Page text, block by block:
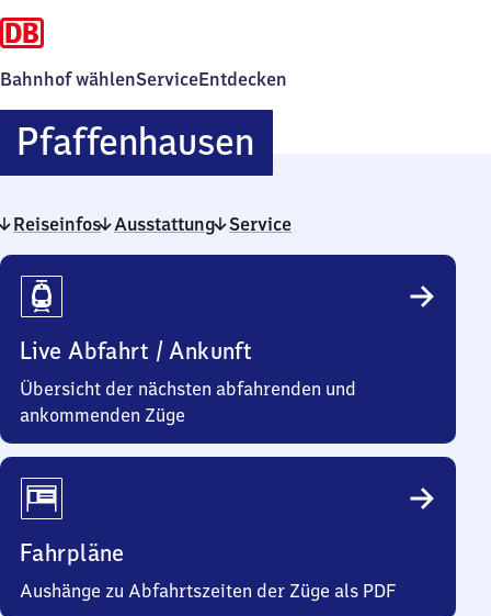
Bahnhof wählenServiceEntdecken
PfaffenhausenPfaffenhausen
Reiseinfos Ausstattung Service
Reiseinfos
Live Abfahrt / Ankunft
Übersicht der nächsten abfahrenden und
ankommenden Züge
Fahrpläne
Aushänge zu Abfahrtszeiten der Züge als PDF